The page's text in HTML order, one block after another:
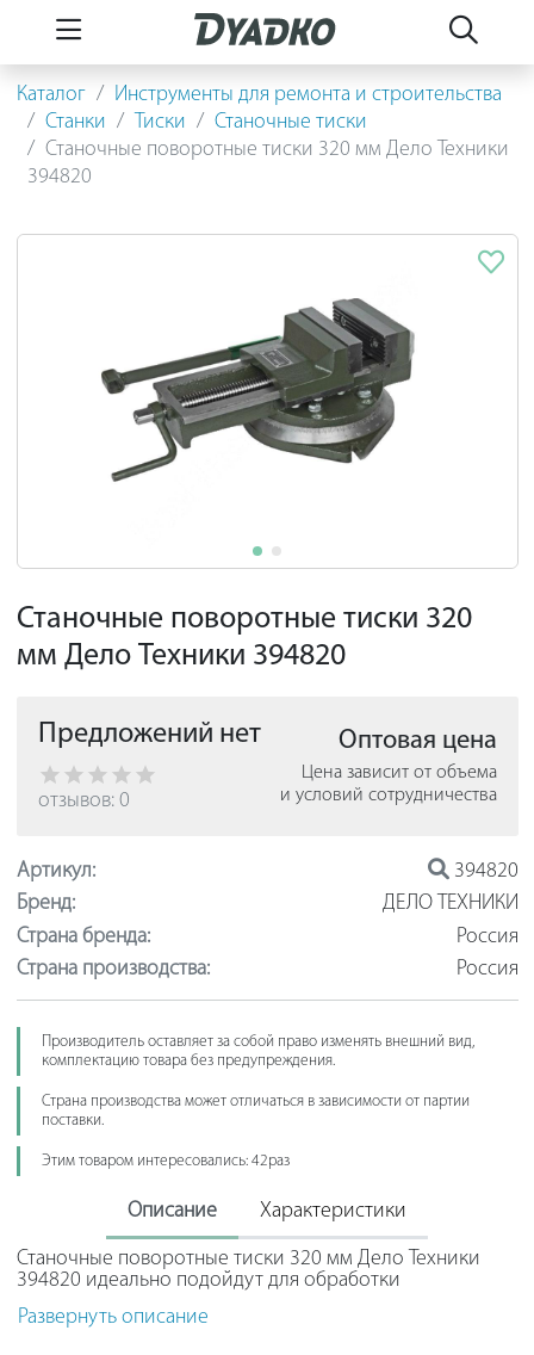
Каталог
Инструменты для ремонта и строительства
Станки
Тиски
Станочные тиски
Станочные поворотные тиски 320 мм Дело Техники
394820
Станочные поворотные тиски 320
мм Дело Техники 394820
Предложений нет
отзывов: 0
Оптовая цена
Цена зависит от объема
и условий сотрудничества
Артикул:
394820
Бренд:
ДЕЛО ТЕХНИКИ
Страна бренда:
Россия
Страна производства:
Россия
Производитель оставляет за собой право изменять внешний вид,
комплектацию товара без предупреждения.
Страна производства может отличаться в зависимости от партии
поставки.
Этим товаром интересовались: 42раз
Описание Характеристики
Станочные поворотные тиски 320 мм Дело Техники
394820 идеально подойдут для обработки
металлических деталей на станке. За счет силы сжатия
5500 кг модель обеспечивает надежное удержание.
Развернуть описание